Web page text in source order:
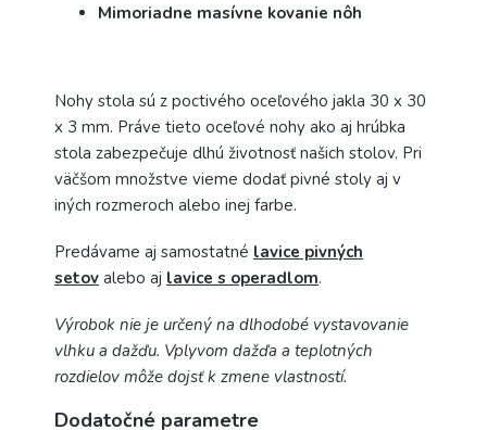
Mimoriadne masívne kovanie nôh
Nohy stola sú z poctivého oceľového jakla 30 x 30
x 3 mm. Práve tieto oceľové nohy ako aj hrúbka
stola zabezpečuje dlhú životnosť našich stolov. Pri
väčšom množstve vieme dodať pivné stoly aj v
iných rozmeroch alebo inej farbe.
Predávame aj samostatné lavice pivných
setov alebo aj lavice s operadlom.
Výrobok nie je určený na dlhodobé vystavovanie
vlhku a dažďu. Vplyvom dažďa a teplotných
rozdielov môže dojsť k zmene vlastností.
Dodatočné parametre